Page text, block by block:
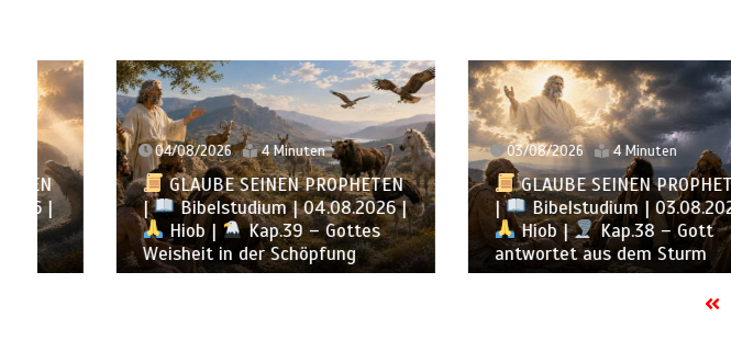
04/08/2026 4 Minuten
GLAUBE SEINEN PROPHETEN
Bibelstudium | 04.08.2026 |
Hiob |
Kap.39 – Gottes
Weisheit in der Schöpfung
03/08/2026 4 Minuten
GLAUBE SEINEN PROPHETEN
|
Bibelstudium | 03.08.2026 |
Hiob |
Kap.38 – Gott
antwortet aus dem Sturm